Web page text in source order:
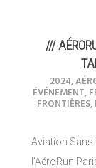
///
2024,
ÉVÉNEMENT,
FRONTIÈRES,
Aviation
l’AéroRun